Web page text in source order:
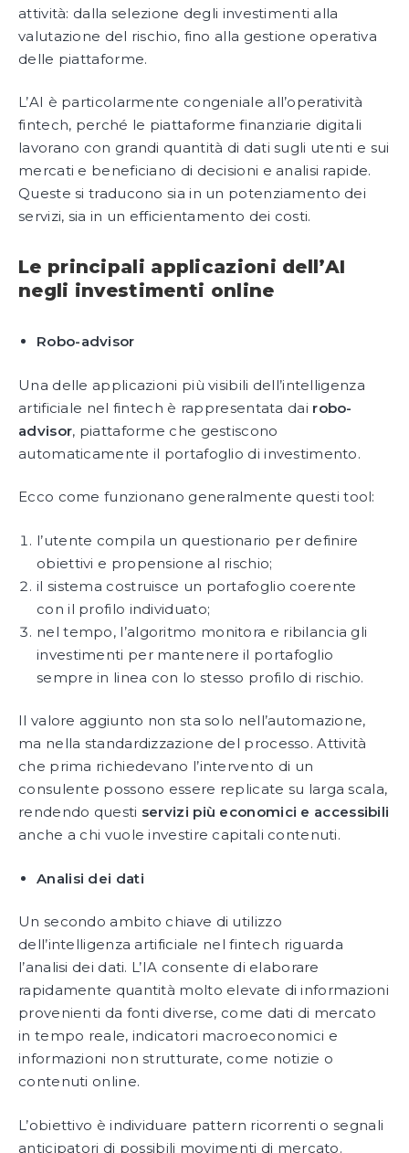
attività: dalla selezione degli investimenti alla
valutazione del rischio, fino alla gestione operativa
delle piattaforme.
L’AI è particolarmente congeniale all’operatività
fintech, perché le piattaforme finanziarie digitali
lavorano con grandi quantità di dati sugli utenti e sui
mercati e beneficiano di decisioni e analisi rapide.
Queste si traducono sia in un potenziamento dei
servizi, sia in un efficientamento dei costi.
Le principali applicazioni dell’AI
negli investimenti online
Robo-advisor
Una delle applicazioni più visibili dell’intelligenza
artificiale nel fintech è rappresentata dai robo-
advisor, piattaforme che gestiscono
automaticamente il portafoglio di investimento.
Ecco come funzionano generalmente questi tool:
l’utente compila un questionario per definire
obiettivi e propensione al rischio;
il sistema costruisce un portafoglio coerente
con il profilo individuato;
nel tempo, l’algoritmo monitora e ribilancia gli
investimenti per mantenere il portafoglio
sempre in linea con lo stesso profilo di rischio.
Il valore aggiunto non sta solo nell’automazione,
ma nella standardizzazione del processo. Attività
che prima richiedevano l’intervento di un
consulente possono essere replicate su larga scala,
rendendo questi servizi più economici e accessibili
anche a chi vuole investire capitali contenuti.
Analisi dei dati
Un secondo ambito chiave di utilizzo
dell’intelligenza artificiale nel fintech riguarda
l’analisi dei dati. L’IA consente di elaborare
rapidamente quantità molto elevate di informazioni
provenienti da fonti diverse, come dati di mercato
in tempo reale, indicatori macroeconomici e
informazioni non strutturate, come notizie o
contenuti online.
L’obiettivo è individuare pattern ricorrenti o segnali
anticipatori di possibili movimenti di mercato.